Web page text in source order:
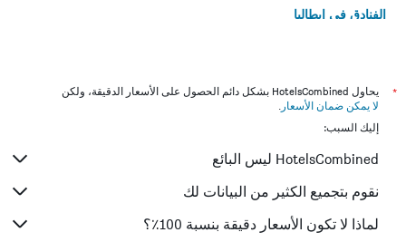
الفنادق في إيطاليا
*
يحاول HotelsCombined بشكل دائم الحصول على الأسعار الدقيقة، ولكن
لا يمكن ضمان الأسعار .
إليك السبب:
HotelsCombined ليس البائع
نقوم بتجميع الكثير من البيانات لك
لماذا لا تكون الأسعار دقيقة بنسبة 100٪؟